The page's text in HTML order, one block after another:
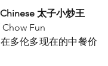
太子小炒王
Fun
多伦多现在的中餐价